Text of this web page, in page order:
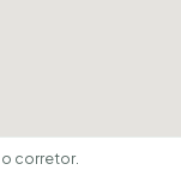
corretor.